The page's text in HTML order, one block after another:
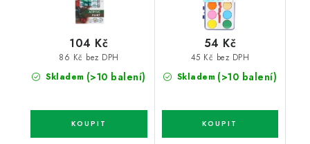
Skladem (>10 balení)
86 Kč bez DPH
104 Kč
Skladem (>10 balení)
45 Kč bez DPH
54 Kč